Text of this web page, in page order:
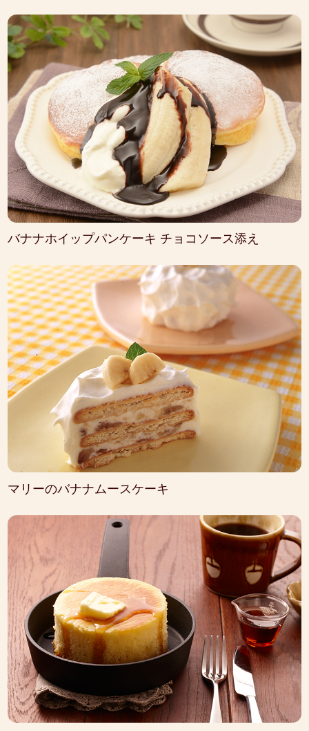
バナナホイップパンケーキ チョコソース添え
マリーのバナナムースケーキ